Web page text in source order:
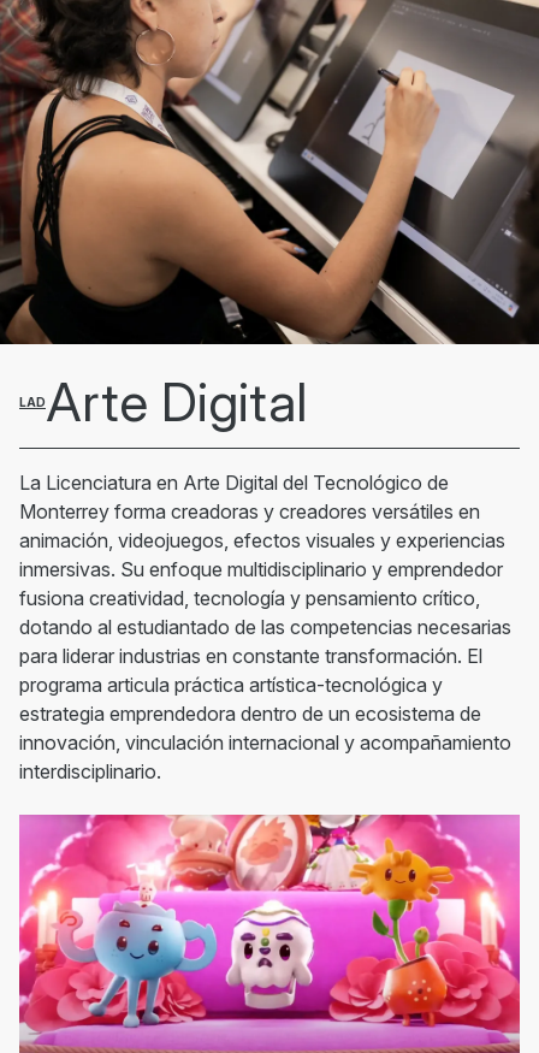
LADArte Digital
La Licenciatura en Arte Digital del Tecnológico de
Monterrey forma creadoras y creadores versátiles en
animación, videojuegos, efectos visuales y experiencias
inmersivas. Su enfoque multidisciplinario y emprendedor
fusiona creatividad, tecnología y pensamiento crítico,
dotando al estudiantado de las competencias necesarias
para liderar industrias en constante transformación. El
programa articula práctica artística-tecnológica y
estrategia emprendedora dentro de un ecosistema de
innovación, vinculación internacional y acompañamiento
interdisciplinario.